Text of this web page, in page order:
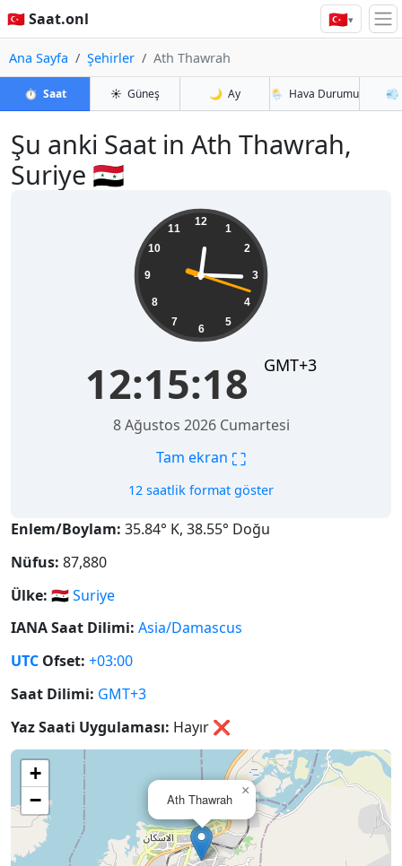
🇹🇷 Saat.onl 🇹🇷▾
Ana Sayfa Şehirler Ath Thawrah
⏱️ Saat ☀️ Güneş 🌙 Ay 🌦️ Hava Durumu 💨
Şu anki Saat in Ath Thawrah,
Suriye 🇸🇾
12
1
2
3
4
5
6
7
8
9
10
11
12:15:18 GMT+3
8 Ağustos 2026 Cumartesi
Tam ekran ⛶
12 saatlik format göster
Enlem/Boylam: 35.84° K, 38.55° Doğu
Nüfus: 87,880
Ülke: 🇸🇾Suriye
IANA Saat Dilimi: Asia/Damascus
UTC Ofset: +03:00
Saat Dilimi: GMT+3
Yaz Saati Uygulaması: Hayır ❌
Ath Thawrah
×
+
−